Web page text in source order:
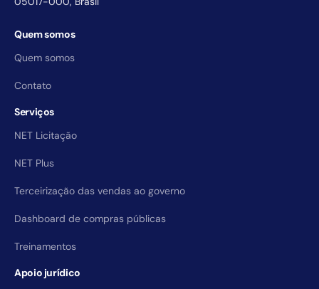
Quem somos
Quem somos
Contato
Serviços
NET Licitação
NET Plus
Terceirização das vendas ao governo
Dashboard de compras públicas
Treinamentos
Apoio jurídico